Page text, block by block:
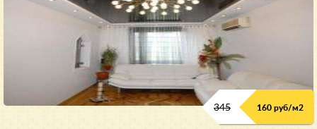
345 160 руб/м2